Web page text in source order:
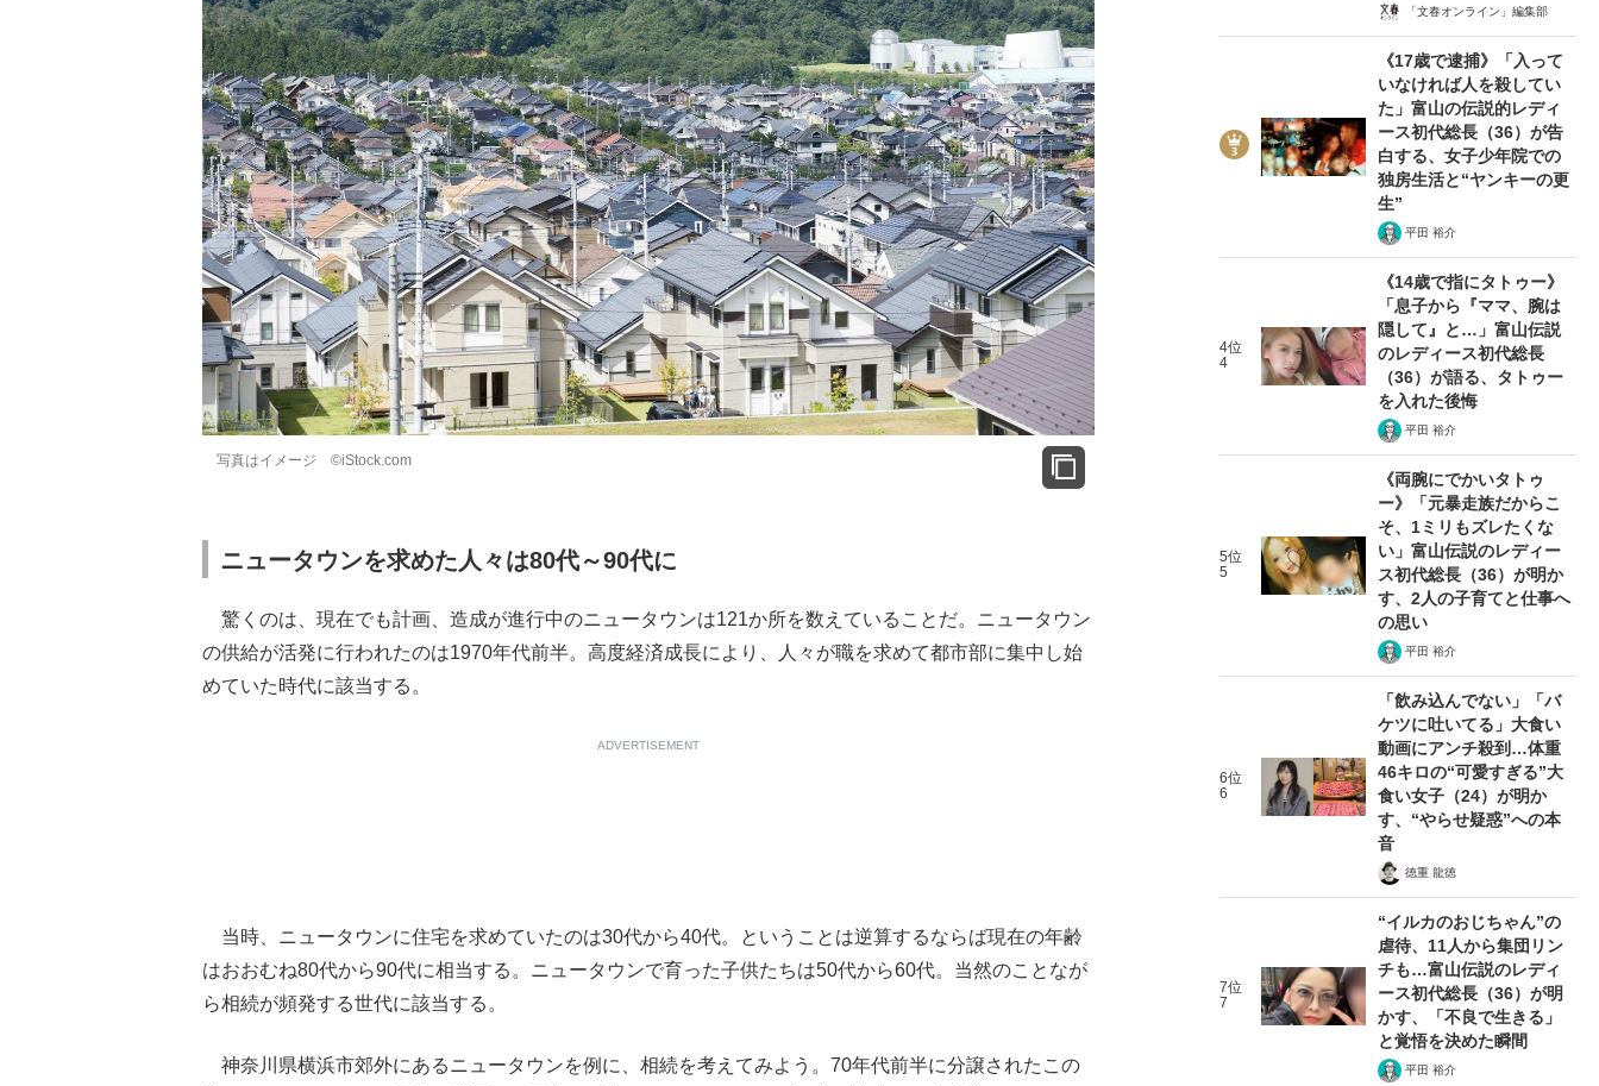
写真はイメージ ©iStock.com
ニュータウンを求めた人々は80代～90代に
驚くのは、現在でも計画、造成が進行中のニュータウンは121か所を数えていることだ。ニュータウン
の供給が活発に行われたのは1970年代前半。高度経済成長により、人々が職を求めて都市部に集中し始
めていた時代に該当する。
ADVERTISEMENT
当時、ニュータウンに住宅を求めていたのは30代から40代。ということは逆算するならば現在の年齢
はおおむね80代から90代に相当する。ニュータウンで育った子供たちは50代から60代。当然のことなが
ら相続が頻発する世代に該当する。
神奈川県横浜市郊外にあるニュータウンを例に、相続を考えてみよう。70年代前半に分譲されたこの
「文春オンライン」編集部
《17歳で逮捕》「入って
いなければ人を殺してい
た」富山の伝説的レディ
ース初代総長（36）が告
白する、女子少年院での
独房生活と“ヤンキーの更
生”
平田 裕介
4位
4
《14歳で指にタトゥー》
「息子から『ママ、腕は
隠して』と…」富山伝説
のレディース初代総長
（36）が語る、タトゥー
を入れた後悔
平田 裕介
5位
5
《両腕にでかいタトゥ
ー》「元暴走族だからこ
そ、1ミリもズレたくな
い」富山伝説のレディー
ス初代総長（36）が明か
す、2人の子育てと仕事へ
の思い
平田 裕介
6位
6
「飲み込んでない」「バ
ケツに吐いてる」大食い
動画にアンチ殺到…体重
46キロの“可愛すぎる”大
食い女子（24）が明か
す、“やらせ疑惑”への本
音
徳重 龍徳
7位
7
“イルカのおじちゃん”の
虐待、11人から集団リン
チも…富山伝説のレディ
ース初代総長（36）が明
かす、「不良で生きる」
と覚悟を決めた瞬間
平田 裕介